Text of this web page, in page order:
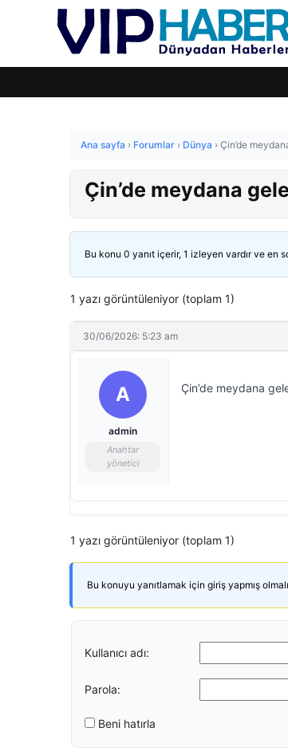
Ana sayfa › Forumlar › Dünya › Çin’de
Çin’de meydana
Bu konu 0 yanıt içerir, 1 izleyen vardır ve en
1 yazı görüntüleniyor (toplam 1)
30/06/2026: 5:23 am
A
admin
Anahtar
yönetici
Çin’de meydana
1 yazı görüntüleniyor (toplam 1)
Bu konuyu yanıtlamak için giriş yapmış
Kullanıcı adı:
Parola:
Beni hatırla